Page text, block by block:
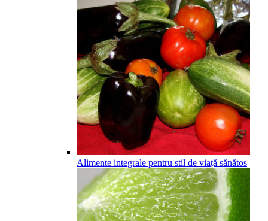
Alimente integrale pentru stil de viață sănătos